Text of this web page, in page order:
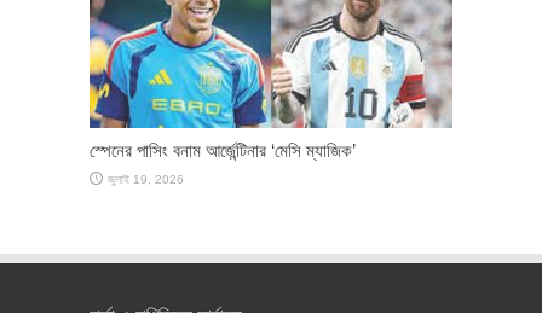
স্পেনের পাসিং বনাম আর্জেন্টিনার ‘মেসি ম্যাজিক’
জুলাই 19, 2026